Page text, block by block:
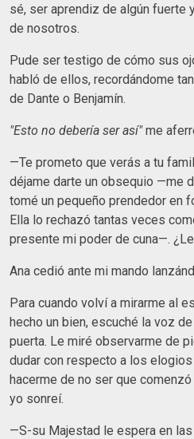
sé, ser aprendiz de algún fuerte
de nosotros.
Pude ser testigo de cómo sus
habló de ellos, recordándome
de Dante o Benjamín.
"Esto no debería ser así"me
—Te prometo que verás a tu
déjame darte un obsequio —me
tomé un pequeño prendedor en
Ella lo rechazó tantas veces
presente mi poder de cuna—.
Ana cedió ante mi mando
Para cuando volví a mirarme al
hecho un bien, escuché la voz
puerta. Le miré observarme de
dudar con respecto a los elogios
hacerme de no ser que
yo sonreí.
—S-su Majestad le espera en